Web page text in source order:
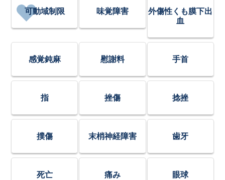
可動域制限 味覚障害
外傷性くも膜下出
血
感覚鈍麻 慰謝料 手首
指 挫傷 捻挫
撲傷 末梢神経障害 歯牙
死亡 痛み 眼球